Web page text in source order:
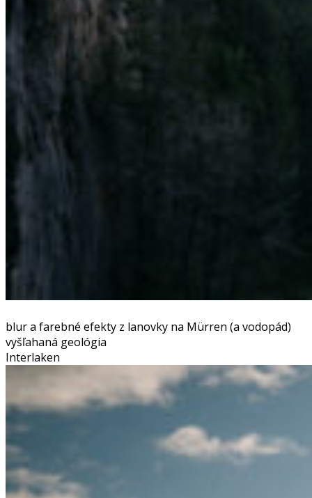
blur a farebné efekty z lanovky na Mürren (a vodopád)
vyšľahaná geológia
Interlaken